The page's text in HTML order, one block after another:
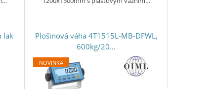
lak
Plošinová váha 4T1515L-MB-DFWL,
600kg/20…
NOVINKA